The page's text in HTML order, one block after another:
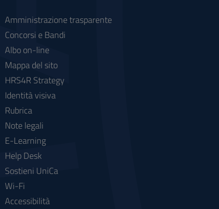
Amministrazione trasparente
Concorsi e Bandi
Albo on-line
Mappa del sito
HRS4R Strategy
Identità visiva
Rubrica
Note legali
E-Learning
Help Desk
Sostieni UniCa
Wi-Fi
Accessibilità